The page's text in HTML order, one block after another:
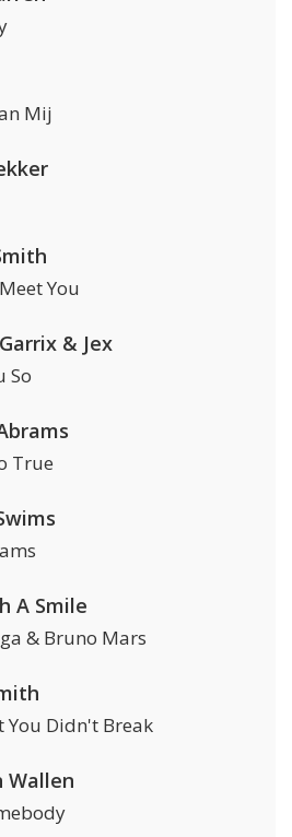
Mij
You
& Jex
So
True
A Smile
& Bruno Mars
You Didn't Break
Wallen